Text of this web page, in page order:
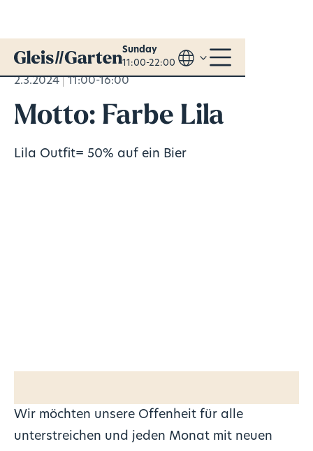
Sunday
11:00-22:00
2.3.2024 11:00-16:00
Motto: Farbe Lila
Lila Outfit= 50% auf ein Bier
Wir möchten unsere Offenheit für alle
unterstreichen und jeden Monat mit neuen